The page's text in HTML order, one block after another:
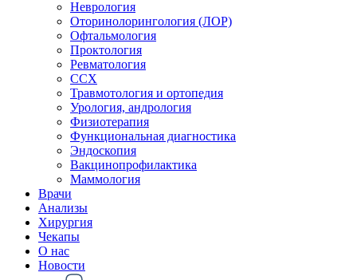
Неврология
Оторинолорингология (ЛОР)
Офтальмология
Проктология
Ревматология
ССХ
Травмотология и ортопедия
Урология, андрология
Физиотерапия
Функциональная диагностика
Эндоскопия
Вакцинопрофилактика
Маммология
Врачи
Анализы
Хирургия
Чекапы
О нас
Новости